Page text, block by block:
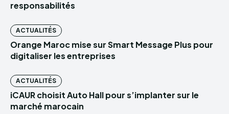
responsabilités
ACTUALITÉS
Orange Maroc mise sur Smart Message Plus pour
digitaliser les entreprises
ACTUALITÉS
iCAUR choisit Auto Hall pour s’implanter sur le
marché marocain